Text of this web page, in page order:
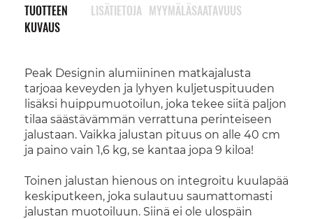
TUOTTEEN
KUVAUS
Peak Designin alumiininen matkajalusta
tarjoaa keveyden ja lyhyen kuljetuspituuden
lisäksi huippumuotoilun, joka tekee siitä paljon
tilaa säästävämmän verrattuna perinteiseen
jalustaan. Vaikka jalustan pituus on alle 40 cm
ja paino vain 1,6 kg, se kantaa jopa 9 kiloa!
Toinen jalustan hienous on integroitu kuulapää
keskiputkeen, joka sulautuu saumattomasti
jalustan muotoiluun. Siinä ei ole ulospäin
LISÄTIETOJA MYYMÄLÄSAATAVUUS